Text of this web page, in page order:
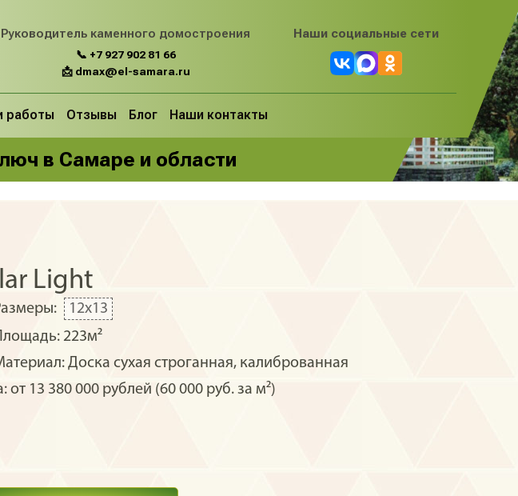
Руководитель каменного домостроения
📞 +7 927 902 81 66
📩 dmax@el-samara.ru
Наши социальные сети
работы Отзывы Блог Наши контакты
в Самаре и области
Light
12x13
223м²
Доска сухая строганная, калиброванная
от 13 380 000 рублей (60 000 руб. за м²)